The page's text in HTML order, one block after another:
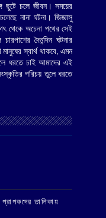
ছুটে চলে জীবন। সময়ের
নানা ঘটনা। জিজ্ঞাসু
থেকে অচেনা পথের সেই
দৈনন্দিন ঘটনার
স্বার্থ থাকবে, এমন
ধরতে চাই আমাদের এই
পরিচয় তুলে ধরতে
তালিকায়